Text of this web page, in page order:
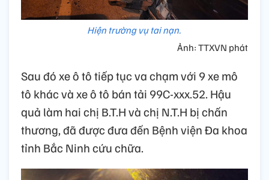
Hiện trường vụ tai nạn.
Ảnh: TTXVN phát
Sau đó xe ô tô tiếp tục va chạm với 9 xe mô
tô khác và xe ô tô bán tải 99C-xxx.52. Hậu
quả làm hai chị B.T.H và chị N.T.H bị chấn
thương, đã được đưa đến Bệnh viện Đa khoa
tỉnh Bắc Ninh cứu chữa.